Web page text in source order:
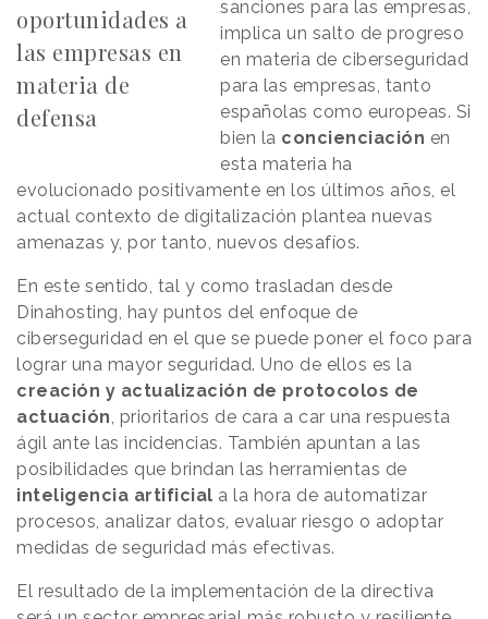
oportunidades a
las empresas en
materia de
defensa
sanciones para las empresas,
implica un salto de progreso
en materia de ciberseguridad
para las empresas, tanto
españolas como europeas. Si
bien la concienciación en
esta materia ha
evolucionado positivamente en los últimos años, el
actual contexto de digitalización plantea nuevas
amenazas y, por tanto, nuevos desafíos.
En este sentido, tal y como trasladan desde
Dinahosting, hay puntos del enfoque de
ciberseguridad en el que se puede poner el foco para
lograr una mayor seguridad. Uno de ellos es la
creación y actualización de protocolos de
actuación , prioritarios de cara a car una respuesta
ágil ante las incidencias. También apuntan a las
posibilidades que brindan las herramientas de
inteligencia artificial a la hora de automatizar
procesos, analizar datos, evaluar riesgo o adoptar
medidas de seguridad más efectivas.
El resultado de la implementación de la directiva